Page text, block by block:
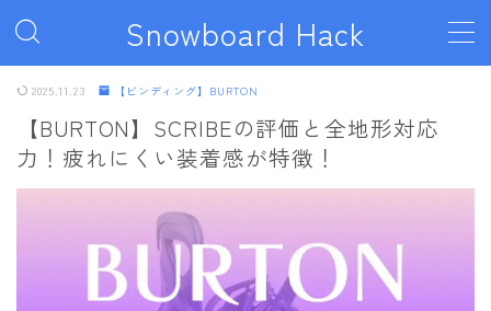
Snowboard Hack
MENU
ボード
011artistic
BATALEON
2025.11.23 【ビンディング】BURTON
【BURTON】SCRIBEの評価と全地形対応
力！疲れにくい装着感が特徴！